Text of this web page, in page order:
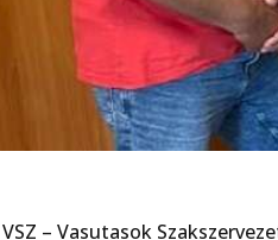
– Vasutasok